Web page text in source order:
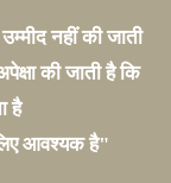
नहीं की जाती
की जाती है कि
है
आवश्यक है"